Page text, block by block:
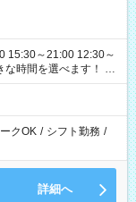
15:30～21:00 12:30～
クOK / シフト勤務 /
詳細へ